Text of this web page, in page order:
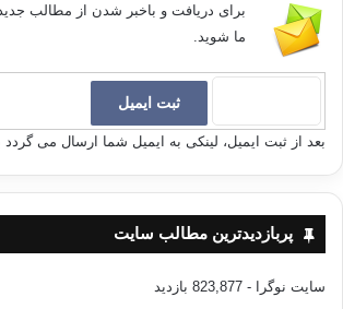
چه ند ده ترسم
که باوه شِت پيدا ده که م
بونی نا مويه که ت لی بی .
چه ند ده ترسم
که ديمه وه
گرامه ری زمانی چاو
برای دریافت و باخبر شدن از مطالب
ما شوید.
بعد از ثبت ایمیل، لینکی به ایمیل شما ارسال می گردد
پربازدیدترین مطالب سایت
سایت نوگرا - 823,877 بازدید